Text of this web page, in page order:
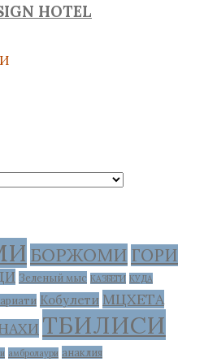
HOTEL
БОРЖОМИ ГОРИ
Зеленый мыс КАЗБЕГИ КУДА
Кобулети МЦХЕТА
ТБИЛИСИ
амбролаури анаклия